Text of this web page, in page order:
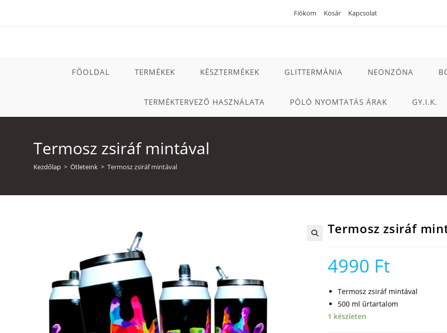
Fiókom Kosár Kapcsolat
FŐOLDAL TERMÉKEK KÉSZTERMÉKEK GLITTERMÁNIA NEONZÓNA
TERMÉKTERVEZŐ HASZNÁLATA PÓLÓ NYOMTATÁS ÁRAK GY.I.K.
Termosz zsiráf mintával
Kezdőlap > Ötleteink > Termosz zsiráf mintával
Termosz zsiráf
4990 Ft
Termosz zsiráf mintával
500 ml űrtartalom
1 készleten